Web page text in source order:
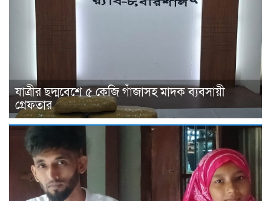
যাত্রীর ছদ্মবেশে ৫ কেজি গাঁজাসহ মাদক ব্যবসায়ী
গ্রেফতার